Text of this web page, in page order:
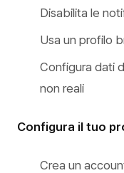
Disabilita le
Usa un profilo
Configura dati
non reali
Configura il tuo
Crea un